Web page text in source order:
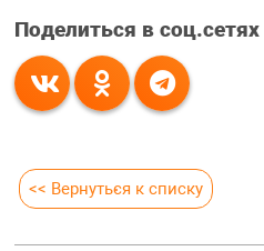
Поделиться в соц.сетях
<< Вернуться к списку